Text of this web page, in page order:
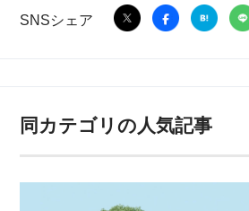
SNSシェア
同カテゴリの人気記事